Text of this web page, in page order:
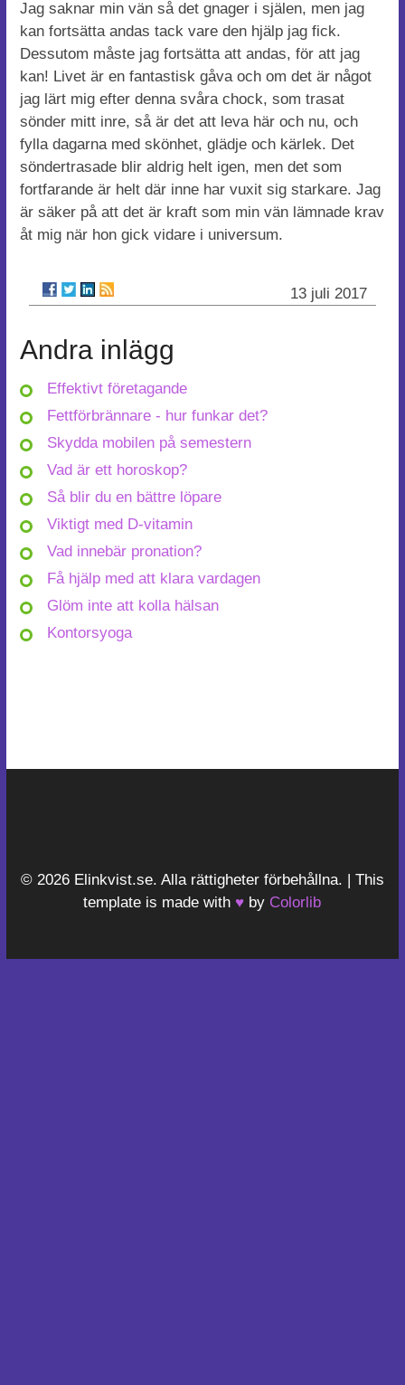
Jag saknar min vän så det gnager i själen, men jag
kan fortsätta andas tack vare den hjälp jag fick.
Dessutom måste jag fortsätta att andas, för att jag
kan! Livet är en fantastisk gåva och om det är något
jag lärt mig efter denna svåra chock, som trasat
sönder mitt inre, så är det att leva här och nu, och
fylla dagarna med skönhet, glädje och kärlek. Det
söndertrasade blir aldrig helt igen, men det som
fortfarande är helt där inne har vuxit sig starkare. Jag
är säker på att det är kraft som min vän lämnade krav
åt mig när hon gick vidare i universum.
13 juli 2017
Andra inlägg
Effektivt företagande
Fettförbrännare - hur funkar det?
Skydda mobilen på semestern
Vad är ett horoskop?
Så blir du en bättre löpare
Viktigt med D-vitamin
Vad innebär pronation?
Få hjälp med att klara vardagen
Glöm inte att kolla hälsan
Kontorsyoga
© 2026 Elinkvist.se. Alla rättigheter förbehållna. | This
template is made with ♥ by Colorlib